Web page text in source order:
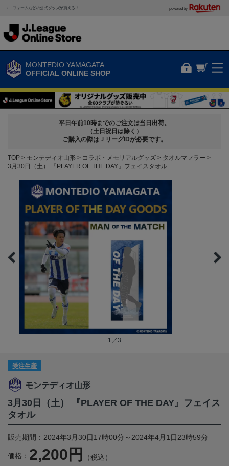
ユニフォームなどの公式グッズが買える！ powered by
MONTEDIO YAMAGATA
OFFICIAL ONLINE SHOP
平日午前10時までのご注文は当日出荷。
（土日祝日は除く）
ご購入の際はＪリーグIDが必要です。
TOP モンテディオ山形 コラボ・メモリアルグッズ
タオルマフラー
3月30日（土） 『PLAYER OF THE DAY』フェイスタオル
1／3
受注生産
モンテディオ山形
3月30日（土） 『PLAYER OF THE DAY』フェイス
タオル
販売期間：2024年3月30日17時00分～2024年4月1日23時59分
価格： 2,200円 （税込）